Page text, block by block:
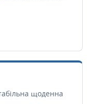
щоденна